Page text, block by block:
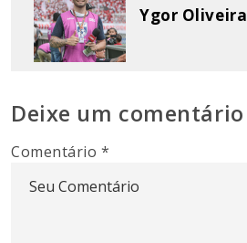
Ygor Oliveira
Deixe um comentário
Comentário*